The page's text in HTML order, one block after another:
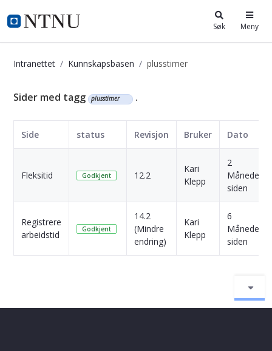
i.ntnu.no Søk Meny
Intranettet Kunnskapsbasen plusstimer
Kunnskapsbasen
Sider med tagg plusstimer .
Side status Revisjon Bruker Dato
Fleksitid Godkjent 12.2
Kari
Klepp
2
Måneder
siden
Registrere
arbeidstid
Godkjent
14.2
(Mindre
endring)
Kari
Klepp
6
Måneder
siden